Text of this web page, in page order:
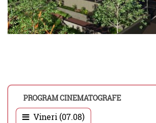
PROGRAM CINEMATOGRAFE
Vineri (07.08)